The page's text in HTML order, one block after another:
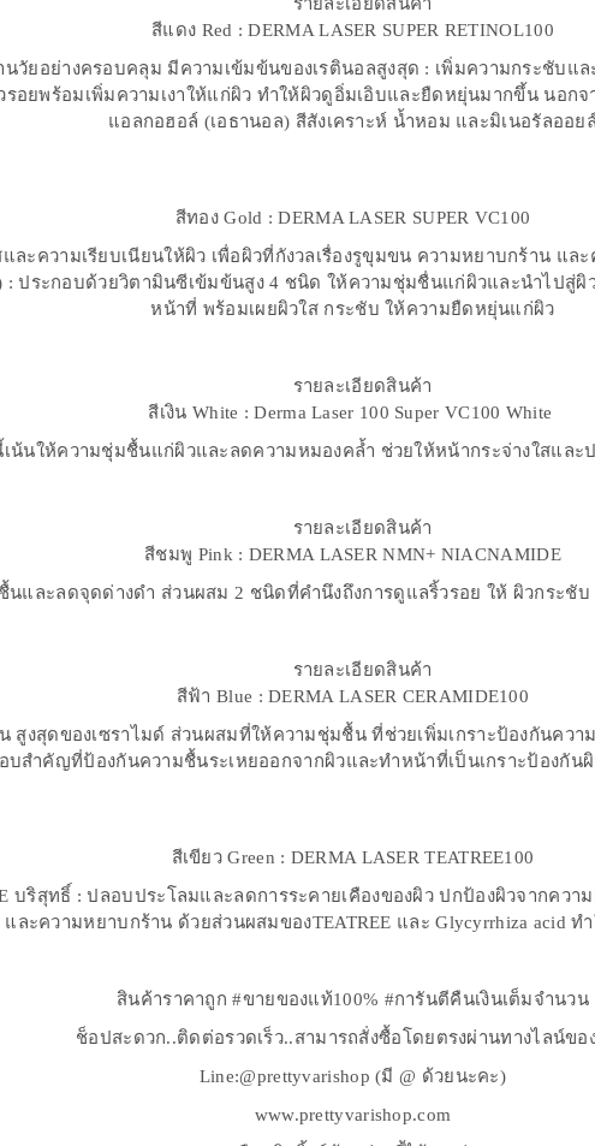
สีแดง Red : DERMA LASER SUPER RETINOL100
นวัยอย่างครอบคลุม มีความเข้มข้นของเรตินอลสูงสุด : เพิ่มความกระชับแ
อยพร้อมเพิ่มความเงาให้แก่ผิว ทำให้ผิวดูอิ่มเอิบและยืดหยุ่นมากขึ้น นอก
แอลกอฮอล์ (เอธานอล) สีสังเคราะห์ น้ำหอม และมิเนอรัลออยล์
สีทอง Gold : DERMA LASER SUPER VC100
และความเรียบเนียนให้ผิว เพื่อผิวที่กังวลเรื่องรูขุมขน ความหยาบกร้าน แ
: ประกอบด้วยวิตามินซีเข้มข้นสูง 4 ชนิด ให้ความชุ่มชื่นแก่ผิวและนำไปสู่ผิ
หน้าที่ พร้อมเผยผิวใส กระชับ ให้ความยืดหยุ่นแก่ผิว
สีเงิน White : Derma Laser 100 Super VC100 White
เน้นให้ความชุ่มชื้นแก่ผิวและลดความหมองคล้ำ ช่วยให้หน้ากระจ่างใสและ
สีชมพู Pink : DERMA LASER NMN+ NIACNAMIDE
นและลดจุดด่างดำ ส่วนผสม 2 ชนิดที่คำนึงถึงการดูแลริ้วรอย ให้ ผิวกระชั
สีฟ้า Blue : DERMA LASER CERAMIDE100
สูงสุดของเซราไมด์ ส่วนผสมที่ให้ความชุ่มชื้น ที่ช่วยเพิ่มเกราะป้องกันควา
บสำคัญที่ป้องกันความชื้นระเหยออกจากผิวและทำหน้าที่เป็นเกราะป้องกันผิ
สีเขียว Green : DERMA LASER TEATREE100
บริสุทธิ์ : ปลอบประโลมและลดการระคายเคืองของผิว ปกป้องผิวจากคว
และความหยาบกร้าน ด้วยส่วนผสมของTEATREE และ Glycyrrhiza acid ท
สินค้าราคาถูก #ขายของแท้100% #การันตีคืนเงินเต็มจำนวน
ช็อปสะดวก..ติดต่อรวดเร็ว..สามารถสั่งซื้อโดยตรงผ่านทางไลน์ขอ
Line:@prettyvarishop (มี @ ด้วยนะคะ)
www.prettyvarishop.com